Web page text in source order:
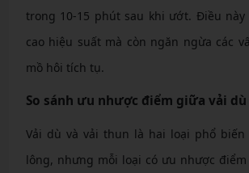
trong 10-15 phút sau khi ướt. Điều này
cao hiệu suất mà còn ngăn ngừa các
mồ hôi tích tụ.
So sánh ưu nhược điểm giữa vải
Vải dù và vải thun là hai loại phổ biến
lông, nhưng mỗi loại có ưu nhược